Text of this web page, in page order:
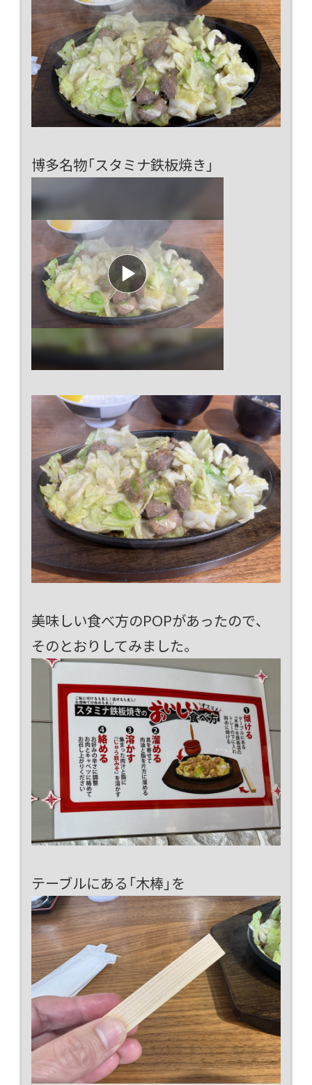
博多名物「スタミナ鉄板焼き」
美味しい食べ方のPOPがあったので、
そのとおりしてみました。
テーブルにある「木棒」を